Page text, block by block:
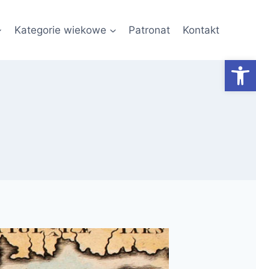
Kategorie wiekowe Patronat Kontakt